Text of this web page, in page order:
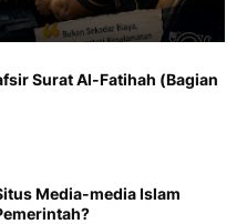
Surat Al-Fatihah (Bagian
Media-media Islam